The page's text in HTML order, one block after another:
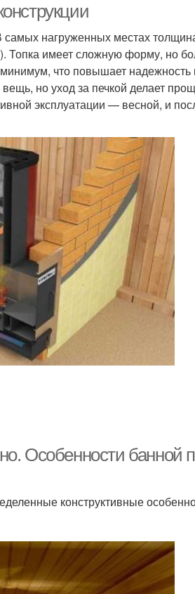
нагруженных местах
Топка имеет сложную форму, но
что повышает надежность
но уход за печкой делает
эксплуатации — весной, и
Особенности банной
конструктивные